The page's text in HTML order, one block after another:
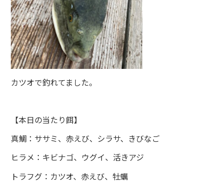
カツオで釣れてました。
【本日の当たり餌】
真鯛：ササミ、赤えび、シラサ、きびなご
ヒラメ：キビナゴ、ウグイ、活きアジ
トラフグ：カツオ、赤えび、牡蠣